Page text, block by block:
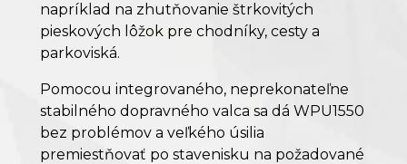
napríklad na zhutňovanie štrkovitých
pieskových lôžok pre chodníky, cesty a
parkoviská.
Pomocou integrovaného, neprekonateľne
stabilného dopravného valca sa dá WPU1550
bez problémov a veľkého úsilia
premiestňovať po stavenisku na požadované